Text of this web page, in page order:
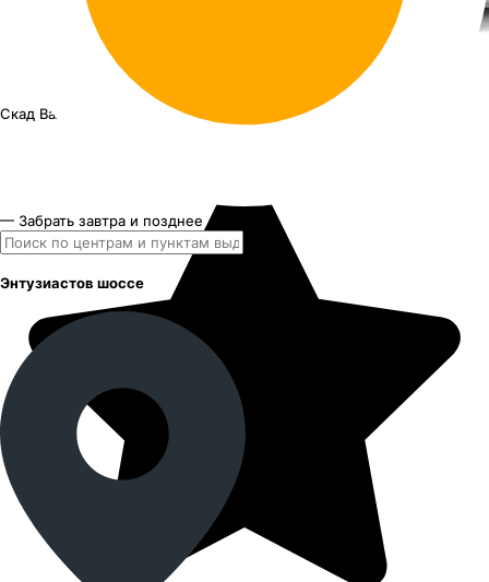
Скад Валенсия 18"x7J PCD 5x114.3 ЕТ 45 ЦО 67.1
— Забрать завтра и позднее
Энтузиастов шоссе